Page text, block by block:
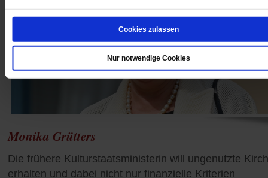
Cookies zulassen
Nur notwendige Cookies
Monika Grütters
Die frühere Kulturstaatsministerin will ungenutzte
erhalten und dabei nicht nur finanzielle Kriterien